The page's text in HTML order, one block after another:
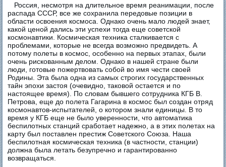
Россия, несмотря на длительное время реанимации, после
распада СССР, все же сохранила передовые позиции в
области освоения космоса. Однако очень мало людей знает,
какой ценой дались эти успехи тогда еще советской
космонавтики. Космическая техника сталкивается с
проблемами, которые не всегда возможно предвидеть. А
потому полеты в космос, особенно на первых этапах, были
очень рискованным делом. Однако в нашей стране были
люди, готовые пожертвовать собой во имя чести своей
Родины. Эта была одна из самых строгих государственных
тайн эпохи застоя (очевидно, таковой остается и по
настоящее время). По словам бывшего сотрудника КГБ В.
Петрова, еще до полета Гагарина в космос был создан отряд
космонавтов-испытателей, о котором знали единицы. В то
время у КГБ еще не было уверенности, что автоматика
беспилотных станций сработает надежно, а в этих полетах на
карту был поставлен престиж Советского Союза. Наша
беспилотная космическая техника (в частности, станции)
должна была летать безупречно и гарантированно
возвращаться.